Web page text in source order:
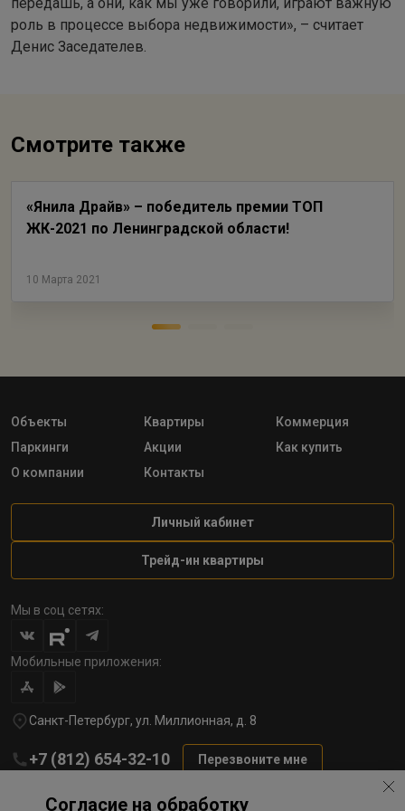
роль в процессе выбора недвижимости», – считает
Денис Заседателев.
Смотрите также
«Янила Драйв» – победитель премии ТОП
ЖК-2021 по Ленинградской области!
10 Марта 2021
Объекты Квартиры
Коммерция
Паркинги
Акции
Как купить
О компании
Контакты
Личный кабинет
Трейд-ин квартиры
Мы в соц сетях:
Мобильные приложения:
Санкт-Петербург, ул. Миллионная, д. 8
+7 (812) 654-32-10 Перезвоните мне
Согласие на обработку